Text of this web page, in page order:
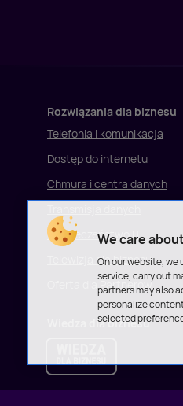
Rozwiązania dla biznesu
Telefonia i komunikacja
Dostęp do internetu
Chmura i centra danych
Bezpieczeństwo IT
Telewizja dla biznesu
Oferta dla Partnerów
Wiedza dla biznesu
We care
On our website, we
service, carry out
partners may also
personalize
selected